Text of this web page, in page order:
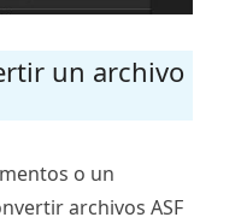
un archivo
o un
archivos ASF